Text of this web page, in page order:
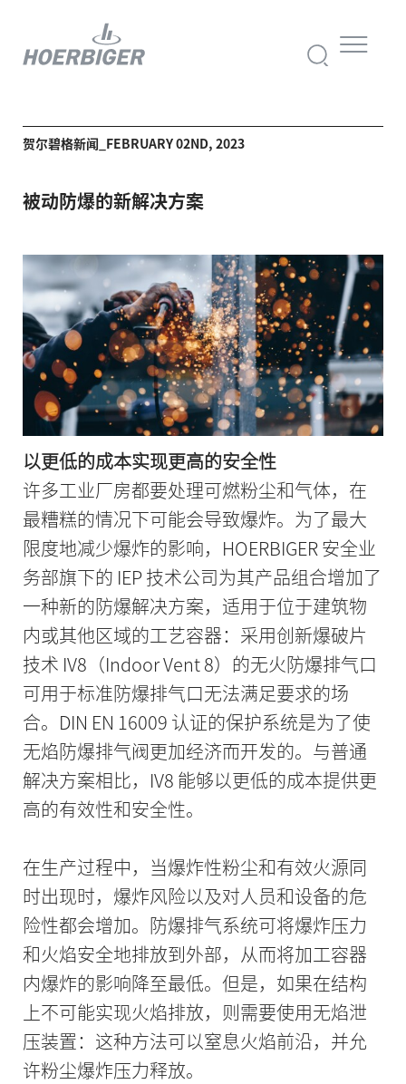
贺尔碧格新闻_FEBRUARY 02ND, 2023
被动防爆的新解决方案
以更低的成本实现更高的安全性
许多工业厂房都要处理可燃粉尘和气体，在
最糟糕的情况下可能会导致爆炸。为了最大
限度地减少爆炸的影响，HOERBIGER 安全业
务部旗下的 IEP 技术公司为其产品组合增加了
一种新的防爆解决方案，适用于位于建筑物
内或其他区域的工艺容器：采用创新爆破片
技术 IV8（Indoor Vent 8）的无火防爆排气口
可用于标准防爆排气口无法满足要求的场
合。DIN EN 16009 认证的保护系统是为了使
无焰防爆排气阀更加经济而开发的。与普通
解决方案相比，IV8 能够以更低的成本提供更
高的有效性和安全性。
在生产过程中，当爆炸性粉尘和有效火源同
时出现时，爆炸风险以及对人员和设备的危
险性都会增加。防爆排气系统可将爆炸压力
和火焰安全地排放到外部，从而将加工容器
内爆炸的影响降至最低。但是，如果在结构
上不可能实现火焰排放，则需要使用无焰泄
压装置：这种方法可以窒息火焰前沿，并允
许粉尘爆炸压力释放。